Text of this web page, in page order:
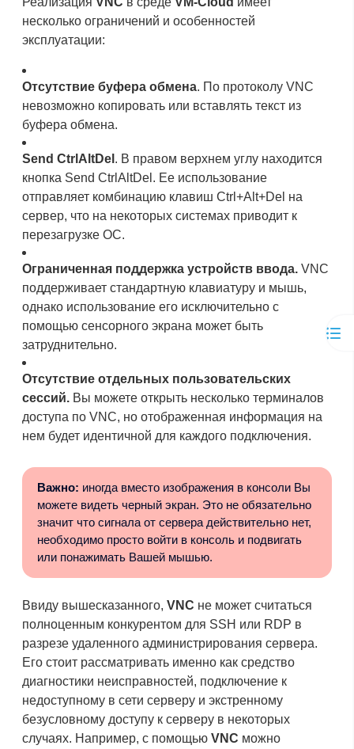
несколько ограничений и особенностей
эксплуатации:
Отсутствие буфера обмена. По протоколу VNC
невозможно копировать или вставлять текст из
буфера обмена.
Send CtrlAltDel . В правом верхнем углу находится
кнопка Send CtrlAltDel. Ее использование
отправляет комбинацию клавиш Ctrl+Alt+Del на
сервер, что на некоторых системах приводит к
перезагрузке ОС.
Ограниченная поддержка устройств ввода. VNC
поддерживает стандартную клавиатуру и мышь,
однако использование его исключительно с
помощью сенсорного экрана может быть
затруднительно.
Отсутствие отдельных пользовательских
сессий. Вы можете открыть несколько терминалов
доступа по VNC, но отображенная информация на
нем будет идентичной для каждого подключения.
Важно: иногда вместо изображения в консоли Вы
можете видеть черный экран. Это не обязательно
значит что сигнала от сервера действительно нет,
необходимо просто войти в консоль и подвигать
или понажимать Вашей мышью.
Ввиду вышесказанного, VNC не может считаться
полноценным конкурентом для SSH или RDP в
разрезе удаленного администрирования сервера.
Его стоит рассматривать именно как средство
диагностики неисправностей, подключение к
недоступному в сети серверу и экстренному
безусловному доступу к серверу в некоторых
случаях. Например, с помощью VNC можно